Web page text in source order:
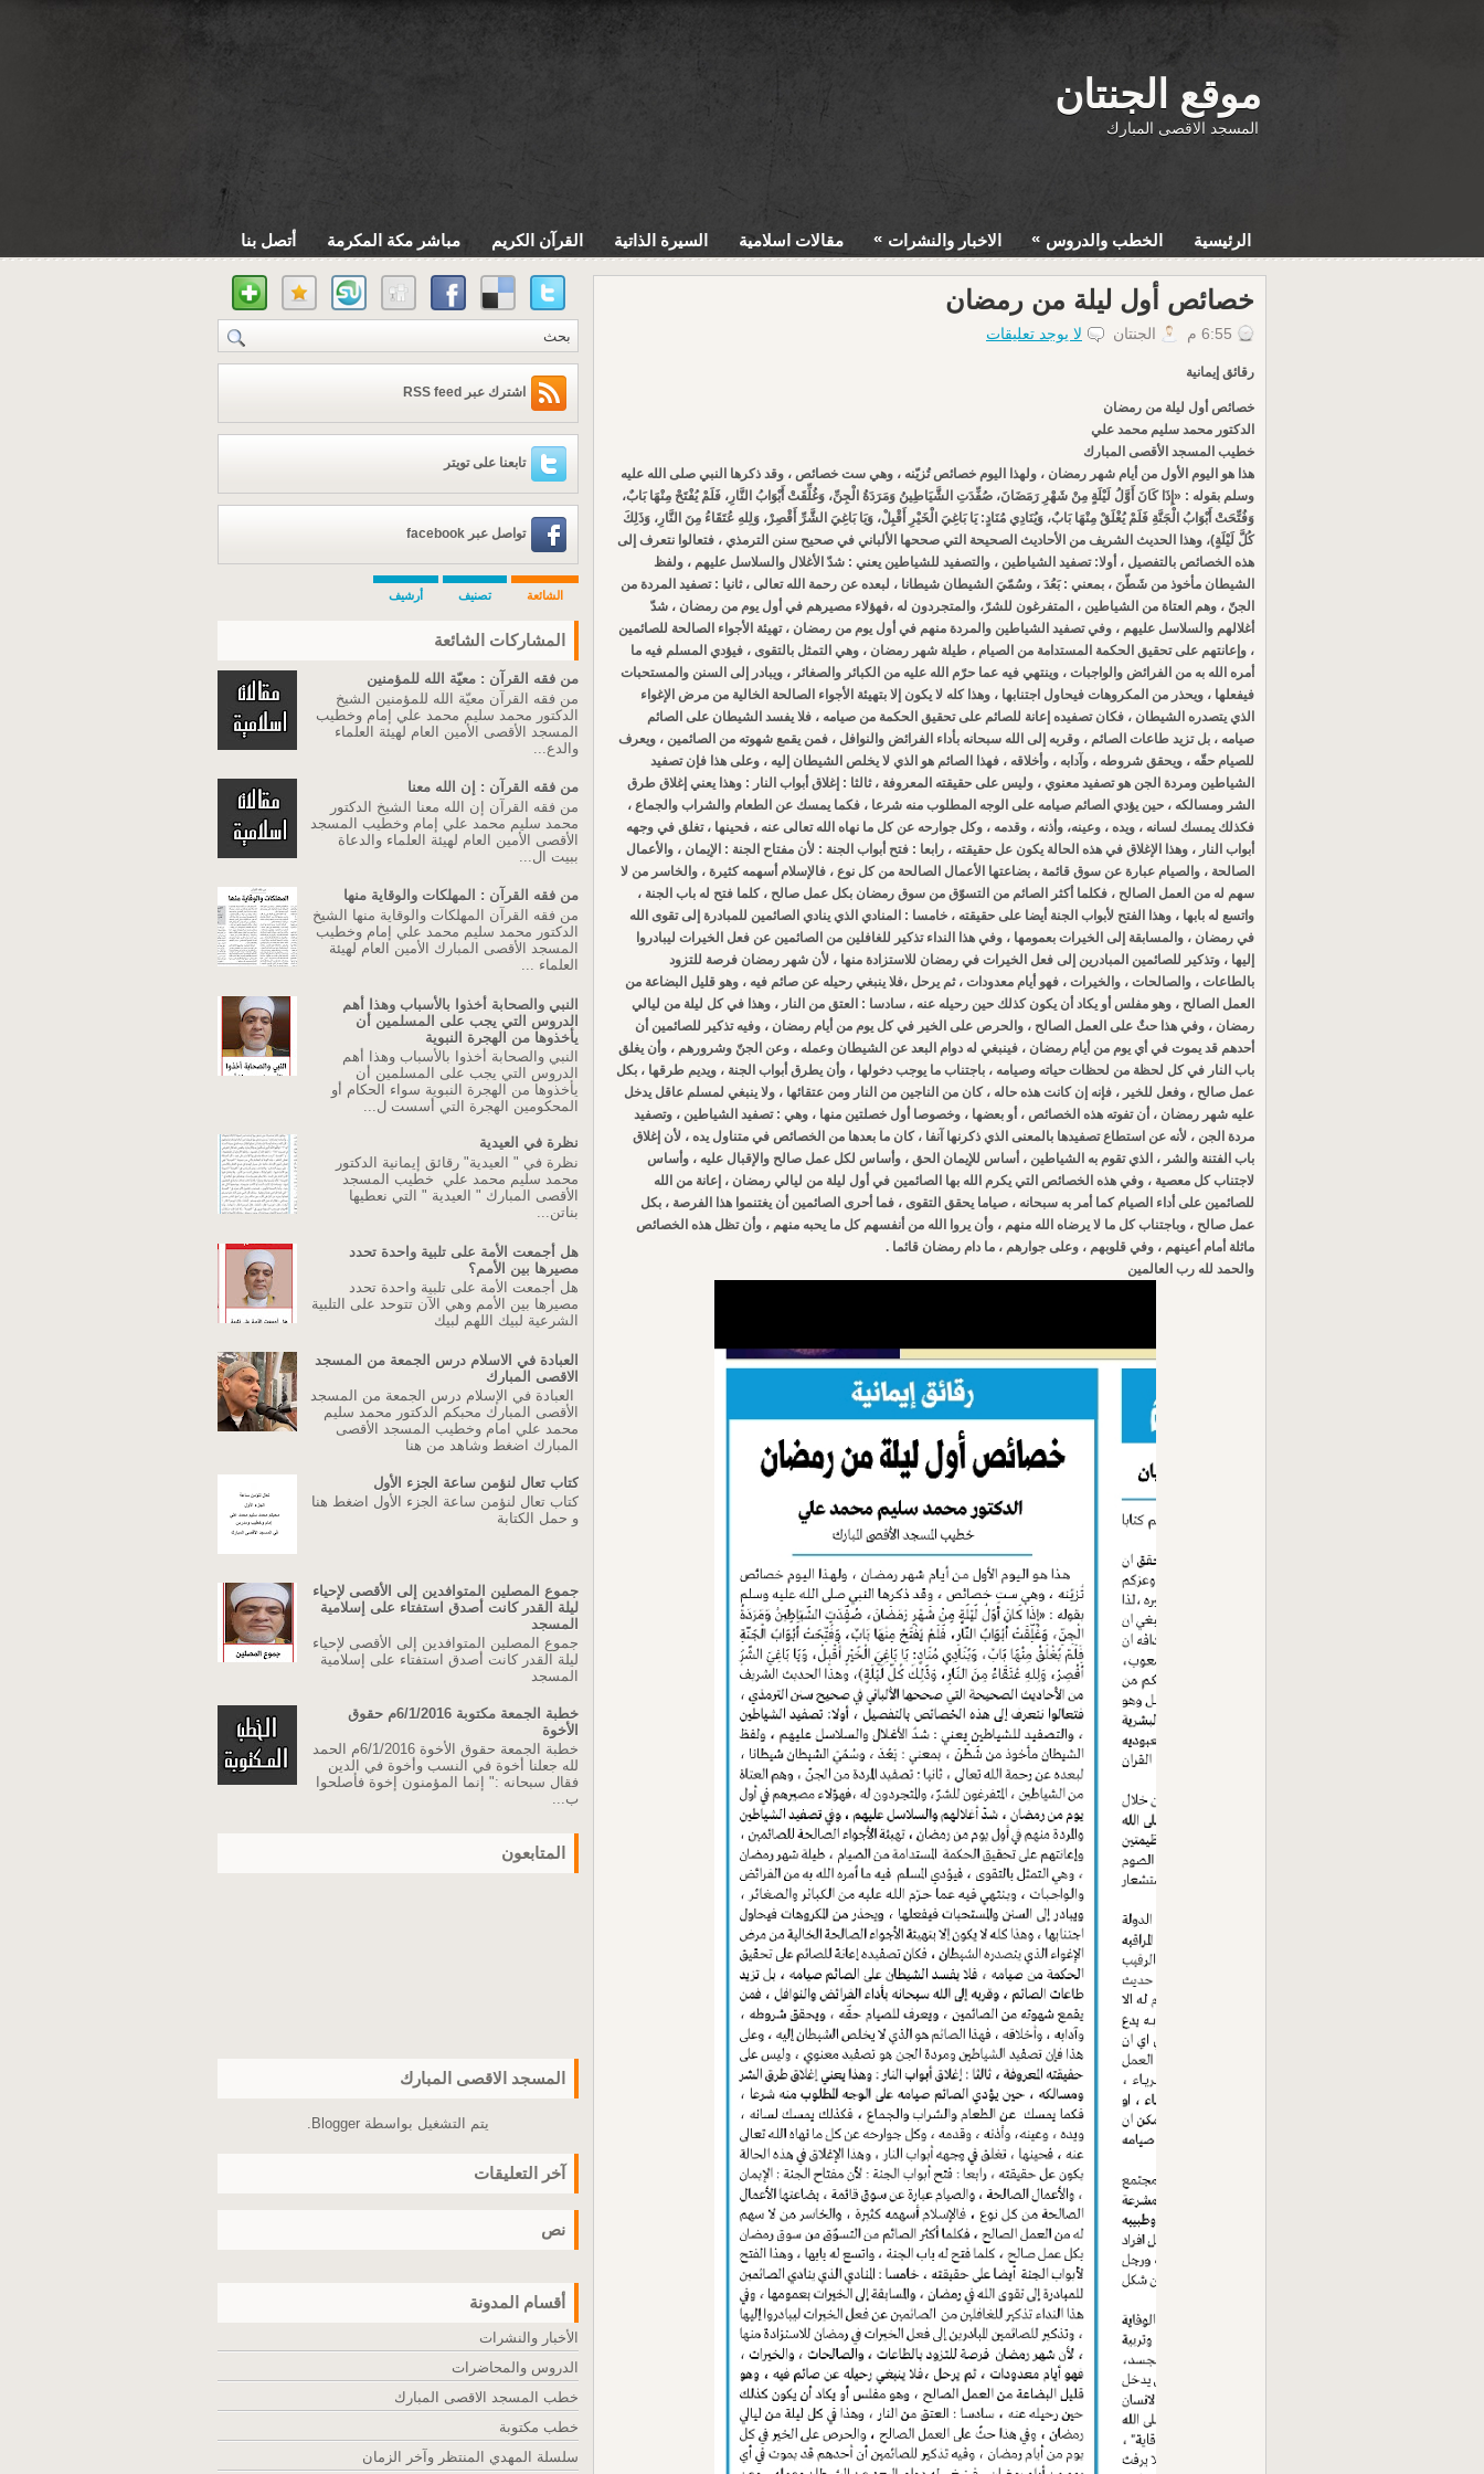
موقع الجنتان
المسجد الاقصى المبارك
الرئيسية الخطب والدروس » الاخبار والنشرات » مقالات اسلامية السيرة الذاتية القرآن الكريم مباشر مكة المكرمة أتصل بنا
خصائص أول ليلة من رمضان
6:55 م الجنتان لا يوجد تعليقات
رقائق إيمانية
خصائص أول ليلة من رمضان
الدكتور محمد سليم محمد علي
خطيب المسجد الأقصى المبارك
هذا هو اليوم الأول من أيام شهر رمضان ، ولهذا اليوم خصائص تُزيّنه ، وهي ست خصائص ، وقد ذكرها النبي صلى الله عليه
وسلم بقوله : «إِذَا كَانَ أَوَّلُ لَيْلَةٍ مِنْ شَهْرِ رَمَضَانَ، صُفِّدَتِ الشَّيَاطِينُ وَمَرَدَةُ الْجِنِّ، وَغُلِّقَتْ أَبْوَابُ النَّارِ، فَلَمْ يُفْتَحْ مِنْهَا بَابٌ،
وَفُتِّحَتْ أَبْوَابُ الْجَنَّةِ فَلَمْ يُغْلَقْ مِنْهَا بَابٌ، وَيُنَادِي مُنَادٍ: يَا بَاغِيَ الْخَيْرِ أَقْبِلْ، وَيَا بَاغِيَ الشَّرِّ أَقْصِرْ، وَلِلهِ عُتَقَاءُ مِنَ النَّارِ، وَذَلِكَ
كُلَّ لَيْلَةٍ)، وهذا الحديث الشريف من الأحاديث الصحيحة التي صححها الألباني في صحيح سنن الترمذي ، فتعالوا نتعرف إلى
هذه الخصائص بالتفصيل ، أولا: تصفيد الشياطين ، والتصفيد للشياطين يعني : شدّ الأغلال والسلاسل عليهم ، ولفظ
الشيطان مأخوذ من شَطّنَ ، بمعني : بَعُدَ ، وسُمّيَ الشيطان شيطانا ، لبعده عن رحمة الله تعالى ، ثانيا : تصفيد المردة من
الجنّ ، وهم العتاة من الشياطين ، المتفرغون للشرّ، والمتجردون له ،فهؤلاء مصيرهم في أول يوم من رمضان ، شدّ
أغلالهم والسلاسل عليهم ، وفي تصفيد الشياطين والمردة منهم في أول يوم من رمضان ، تهيئة الأجواء الصالحة للصائمين
، وإعانتهم على تحقيق الحكمة المستدامة من الصيام ، طيلة شهر رمضان ، وهي التمثل بالتقوى ، فيؤدي المسلم فيه ما
أمره الله به من الفرائض والواجبات ، وينتهي فيه عما حرّم الله عليه من الكبائر والصغائر ، ويبادر إلى السنن والمستحبات
فيفعلها ، ويحذر من المكروهات فيحاول اجتنابها ، وهذا كله لا يكون إلا بتهيئة الأجواء الصالحة الخالية من مرض الإغواء
الذي يتصدره الشيطان ، فكان تصفيده إعانة للصائم على تحقيق الحكمة من صيامه ، فلا يفسد الشيطان على الصائم
صيامه ، بل تزيد طاعات الصائم ، وقربه إلى الله سبحانه بأداء الفرائض والنوافل ، فمن يقمع شهوته من الصائمين ، ويعرف
للصيام حقّه ، ويحقق شروطه ، وآدابه ، وأخلاقه ، فهذا الصائم هو الذي لا يخلص الشيطان إليه ، وعلى هذا فإن تصفيد
الشياطين ومردة الجن هو تصفيد معنوي ، وليس على حقيقته المعروفة ، ثالثا : إغلاق أبواب النار : وهذا يعني إغلاق طرق
الشر ومسالكه ، حين يؤدي الصائم صيامه على الوجه المطلوب منه شرعا ، فكما يمسك عن الطعام والشراب والجماع ،
فكذلك يمسك لسانه ، ويده ، وعينه، وأذنه ، وقدمه ، وكل جوارحه عن كل ما نهاه الله تعالى عنه ، فحينها ، تغلق في وجهه
أبواب النار ، وهذا الإغلاق في هذه الحالة يكون عل حقيقته ، رابعا : فتح أبواب الجنة : لأن مفتاح الجنة : الإيمان ، والأعمال
الصالحة ، والصيام عبارة عن سوق قائمة ، بضاعتها الأعمال الصالحة من كل نوع ، فالإسلام أسهمه كثيرة ، والخاسر من لا
سهم له من العمل الصالح ، فكلما أكثر الصائم من التسوّق من سوق رمضان بكل عمل صالح ، كلما فتح له باب الجنة ،
واتسع له بابها ، وهذا الفتح لأبواب الجنة أيضا على حقيقته ، خامسا : المنادي الذي ينادي الصائمين للمبادرة إلى تقوى الله
في رمضان ، والمسابقة إلى الخيرات بعمومها ، وفي هذا النداء تذكير للغافلين من الصائمين عن فعل الخيرات ليبادروا
إليها ، وتذكير للصائمين المبادرين إلى فعل الخيرات في رمضان للاستزادة منها ، لأن شهر رمضان فرصة للتزود
بالطاعات ، والصالحات ، والخيرات ، فهو أيام معدودات ، ثم يرحل ،فلا ينبغي رحيله عن صائم فيه ، وهو قليل البضاعة من
العمل الصالح ، وهو مفلس أو يكاد أن يكون كذلك حين رحيله عنه ، سادسا : العتق من النار ، وهذا في كل ليلة من ليالي
رمضان ، وفي هذا حثٌ على العمل الصالح ، والحرص على الخير في كل يوم من أيام رمضان ، وفيه تذكير للصائمين أن
أحدهم قد يموت في أي يوم من أيام رمضان ، فينبغي له دوام البعد عن الشيطان وعمله ، وعن الجنّ وشرورهم ، وأن يغلق
باب النار في كل لحظة من لحظات حياته وصيامه ، باجتناب ما يوجب دخولها ، وأن يطرق أبواب الجنة ، ويديم طرقها ، بكل
عمل صالح ، وفعل للخير ، فإنه إن كانت هذه حاله ، كان من الناجين من النار ومن عتقائها ، ولا ينبغي لمسلم عاقل يدخل
عليه شهر رمضان ، أن تفوته هذه الخصائص ، أو بعضها ، وخصوصا أول خصلتين منها ، وهي : تصفيد الشياطين ، وتصفيد
مردة الجن ، لأنه عن استطاع تصفيدها بالمعنى الذي ذكرنها آنفا ، كان ما بعدها من الخصائص في متناول يده ، لأن إغلاق
باب الفتنة والشر ، الذي تقوم به الشياطين ، أساس للإيمان الحق ، وأساس لكل عمل صالح والإقبال عليه ، وأساس
لاجتناب كل معصية ، وفي هذه الخصائص التي يكرم الله بها الصائمين في أول ليلة من ليالي رمضان ، إعانة من الله
للصائمين على أداء الصيام كما أمر به سبحانه ، صياما يحقق التقوى ، فما أحرى الصائمين أن يغتنموا هذا الفرصة ، بكل
عمل صالح ، وباجتناب كل ما لا يرضاه الله منهم ، وأن يروا الله من أنفسهم كل ما يحبه منهم ، وأن تظل هذه الخصائص
ماثلة أمام أعينهم ، وفي قلوبهم ، وعلى جوارهم ، ما دام رمضان قائما .
والحمد لله رب العالمين
اشترك عبر RSS feed
تابعنا على تويتر
تواصل عبر facebook
الشائعة تصنيف أرشيف
المشاركات الشائعة
من فقه القرآن : معيّة الله للمؤمنين
من فقه القرآن معيّة الله للمؤمنين الشيخ
الدكتور محمد سليم محمد علي إمام وخطيب
المسجد الأقصى الأمين العام لهيئة العلماء
والدع...
من فقه القرآن : إن الله معنا
من فقه القرآن إن الله معنا الشيخ الدكتور
محمد سليم محمد علي إمام وخطيب المسجد
الأقصى الأمين العام لهيئة العلماء والدعاة
ببيت ال...
من فقه القرآن : المهلكات والوقاية منها
من فقه القرآن المهلكات والوقاية منها الشيخ
الدكتور محمد سليم محمد علي إمام وخطيب
المسجد الأقصى المبارك الأمين العام لهيئة
العلماء ...
النبي والصحابة أخذوا بالأسباب وهذا أهم
الدروس التي يجب على المسلمين أن
يأخذوها من الهجرة النبوية
النبي والصحابة أخذوا بالأسباب وهذا أهم
الدروس التي يجب على المسلمين أن
يأخذوها من الهجرة النبوية سواء الحكام أو
المحكومين الهجرة التي أسست ل...
نظرة في العيدية
نظرة في " العيدية" رقائق إيمانية الدكتور
محمد سليم محمد علي خطيب المسجد
الأقصى المبارك " العيدية " التي نعطيها
بناتن...
هل أجمعت الأمة على تلبية واحدة تحدد
مصيرها بين الأمم؟
هل أجمعت الأمة على تلبية واحدة تحدد
مصيرها بين الأمم وهي الآن تتوحد على التلبية
الشرعية لبيك اللهم لبيك
العبادة في الاسلام درس الجمعة من المسجد
الاقصى المبارك
العبادة في الإسلام درس الجمعة من المسجد
الأقصى المبارك محبكم الدكتور محمد سليم
محمد علي امام وخطيب المسجد الأقصى
المبارك اضغط وشاهد من هنا
كتاب تعال لنؤمن ساعة الجزء الأول
كتاب تعال لنؤمن ساعة الجزء الأول اضغط هنا
و حمل الكتابة
جموع المصلين المتوافدين إلى الأقصى لإحياء
ليلة القدر كانت أصدق استفتاء على إسلامية
المسجد
جموع المصلين المتوافدين إلى الأقصى لإحياء
ليلة القدر كانت أصدق استفتاء على إسلامية
المسجد
خطبة الجمعة مكتوبة 6/1/2016م حقوق
الأخوة
خطبة الجمعة حقوق الأخوة 6/1/2016م الحمد
لله جعلنا أخوة في النسب وأخوة في الدين
فقال سبحانه :" إنما المؤمنون إخوة فأصلحوا
ب...
المتابعون
المسجد الاقصى المبارك
يتم التشغيل بواسطة Blogger
.
آخر التعليقات
نص
أقسام المدونة
الأخبار والنشرات
الدروس والمحاضرات
خطب المسجد الاقصى المبارك
خطب مكتوبة
سلسلة المهدي المنتظر وآخر الزمان